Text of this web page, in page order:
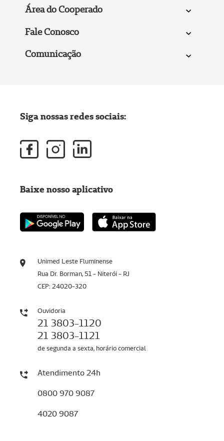
Área do Cooperado
Fale Conosco
Comunicação
Unimed Leste Fluminense
Rua Dr. Borman, 51 - Niterói - RJ
CEP: 24020-320
Ouvidoria
21 3803-1120
21 3803-1121
de segunda a sexta, horário comercial
Atendimento 24h
0800 970 9087
4020 9087
Siga nossas redes sociais:
Baixe nosso aplicativo